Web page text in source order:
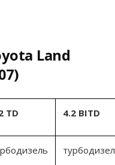
Land
TD 4.2 BITD